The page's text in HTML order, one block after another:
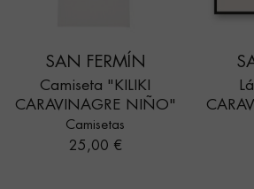
SAN FERMÍN
Camiseta "KILIKI
CARAVINAGRE NIÑO"
Camisetas
Precio
25,00 €